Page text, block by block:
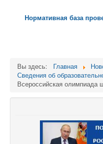
Нормативная база
Вы здесь: Главная
Сведения об
Всероссийская олимпиада